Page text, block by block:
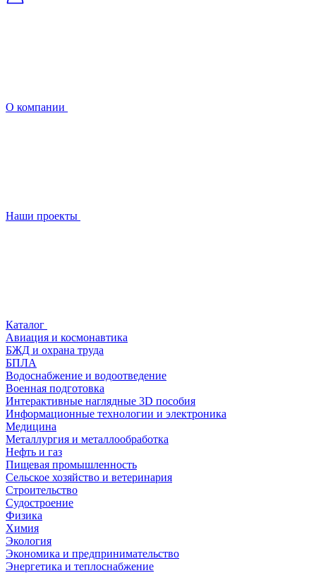
О компании
Наши проекты
Каталог
Авиация и космонавтика
БЖД и охрана труда
БПЛА
Водоснабжение и водоотведение
Военная подготовка
Интерактивные наглядные 3D пособия
Информационные технологии и электроника
Медицина
Металлургия и металлообработка
Нефть и газ
Пищевая промышленность
Сельское хозяйство и ветеринария
Строительство
Судостроение
Физика
Химия
Экология
Экономика и предпринимательство
Энергетика и теплоснабжение